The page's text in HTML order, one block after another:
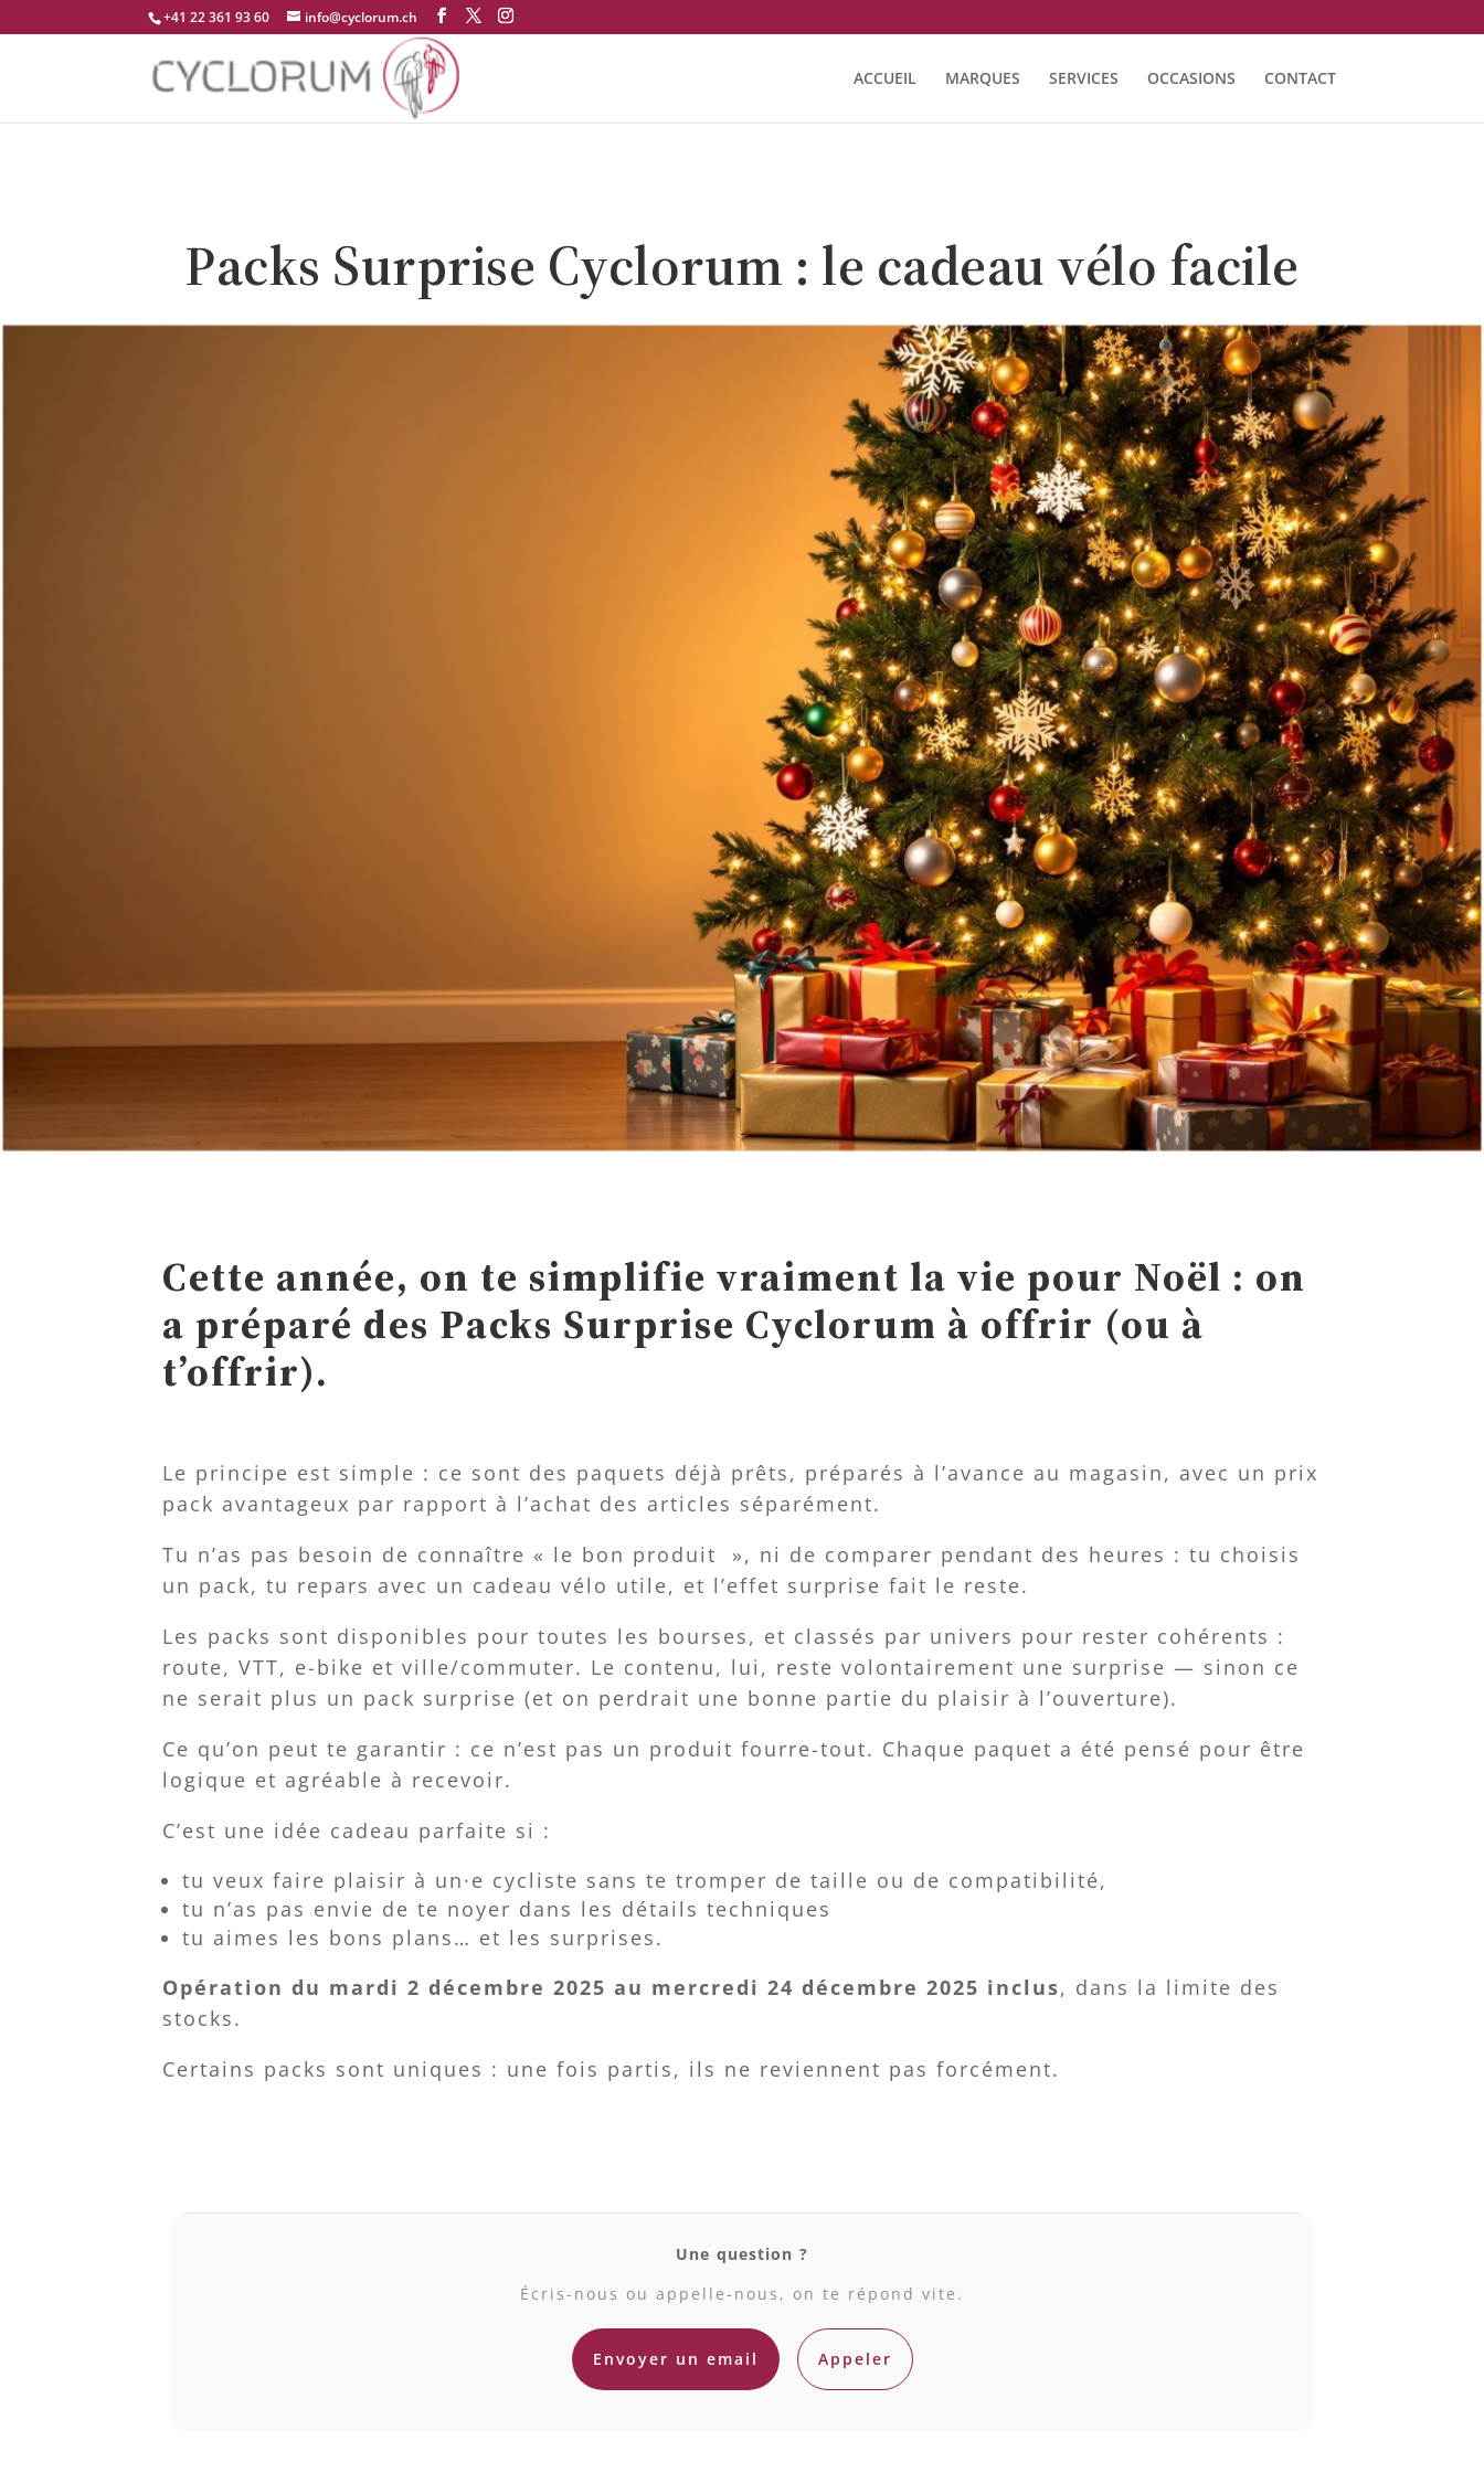
+41 22 361 93 60 info@cyclorum.ch
ACCUEIL MARQUES SERVICES OCCASIONS CONTACT
Packs Surprise Cyclorum : le cadeau vélo facile
Cette année, on te simplifie vraiment la vie pour Noël : on
a préparé des Packs Surprise Cyclorum à offrir (ou à
t’offrir).
Le principe est simple : ce sont des paquets déjà prêts, préparés à l’avance au magasin, avec un prix
pack avantageux par rapport à l’achat des articles séparément.
Tu n’as pas besoin de connaître « le bon produit », ni de comparer pendant des heures : tu choisis
un pack, tu repars avec un cadeau vélo utile, et l’effet surprise fait le reste.
Les packs sont disponibles pour toutes les bourses, et classés par univers pour rester cohérents :
route, VTT, e-bike et ville/commuter. Le contenu, lui, reste volontairement une surprise — sinon ce
ne serait plus un pack surprise (et on perdrait une bonne partie du plaisir à l’ouverture).
Ce qu’on peut te garantir : ce n’est pas un produit fourre-tout. Chaque paquet a été pensé pour être
logique et agréable à recevoir.
C’est une idée cadeau parfaite si :
tu veux faire plaisir à un·e cycliste sans te tromper de taille ou de compatibilité,
tu n’as pas envie de te noyer dans les détails techniques
tu aimes les bons plans… et les surprises.
Opération du mardi 2 décembre 2025 au mercredi 24 décembre 2025 inclus, dans la limite des
stocks.
Certains packs sont uniques : une fois partis, ils ne reviennent pas forcément.
Une question ?
Écris-nous ou appelle-nous, on te répond vite.
Envoyer un email Appeler